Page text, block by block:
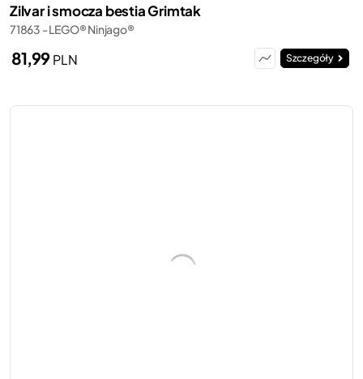
Zilvar i smocza bestia Grimtak
71863 - LEGO® Ninjago®
81,99PLN Szczegóły